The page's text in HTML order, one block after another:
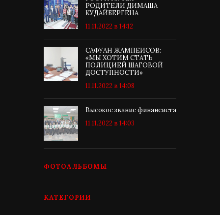
РОДИТЕЛИ ДИМАША
КУДАЙБЕРГЕНА
11.11.2022 в 14:12
САФУАН ЖАМПЕИСОВ:
«МЫ ХОТИМ СТАТЬ
ПОЛИЦИЕЙ ШАГОВОЙ
ДОСТУПНОСТИ»
11.11.2022 в 14:08
Высокое звание финансиста
11.11.2022 в 14:03
ФОТОАЛЬБОМЫ
КАТЕГОРИИ